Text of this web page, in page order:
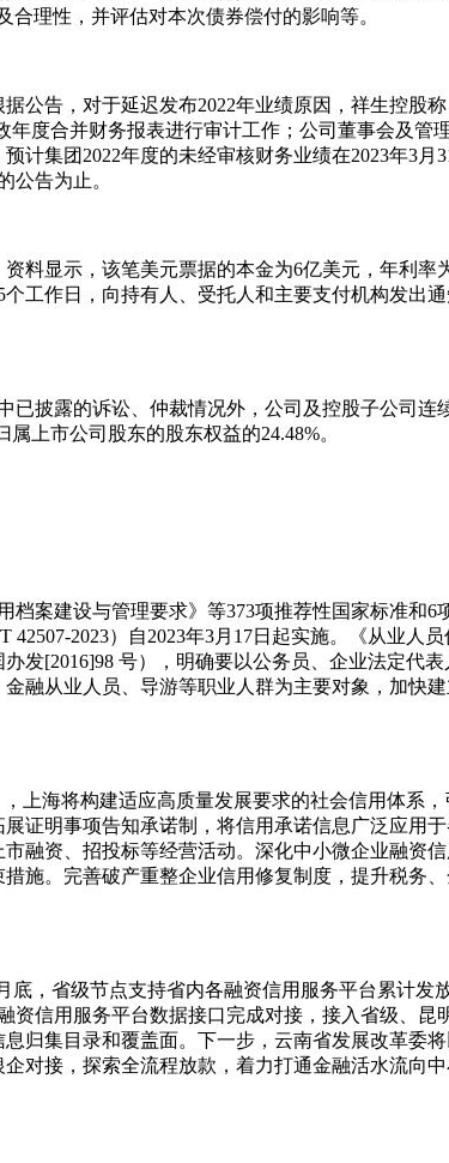
理性，并评估对本次债券偿付的影响等。
告，对于延迟发布2022年业绩原因，祥生控股
度合并财务报表进行审计工作；公司董事会及管
集团2022年度的未经审核财务业绩在2023年3月
公告为止。
显示，该笔美元票据的本金为6亿美元，年利率
工作日，向持有人、受托人和主要支付机构发出
披露的诉讼、仲裁情况外，公司及控股子公司连
上市公司股东的股东权益的24.48%。
建设与管理要求》等373项推荐性国家标准和6
2023）自2023年3月17日起实施。《从业人员
发[2016]98 号），明确要以公务员、企业法定代
融从业人员、导游等职业人群为主要对象，加快
海将构建适应高质量发展要求的社会信用体系
证明事项告知承诺制，将信用承诺信息广泛应用
融资、招投标等经营活动。深化中小微企业融资
施。完善破产重整企业信用修复制度，提升税务
，省级节点支持省内各融资信用服务平台累计发
信用服务平台数据接口完成对接，接入省级、昆
归集目录和覆盖面。下一步，云南省发展改革委
接，探索全流程放款，着力打通金融活水流向中